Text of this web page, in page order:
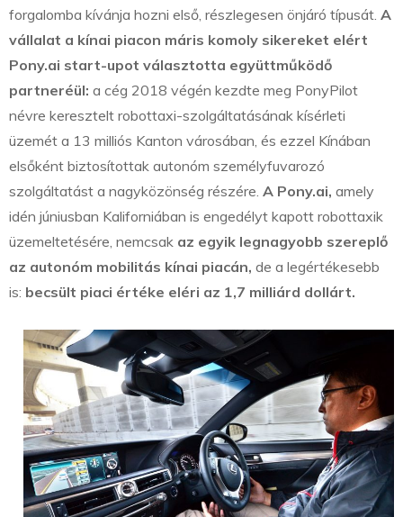
forgalomba kívánja hozni első, részlegesen önjáró típusát. A
vállalat a kínai piacon máris komoly sikereket elért
Pony.ai start-upot választotta együttműködő
partneréül: a cég 2018 végén kezdte meg PonyPilot
névre keresztelt robottaxi-szolgáltatásának kísérleti
üzemét a 13 milliós Kanton városában, és ezzel Kínában
elsőként biztosítottak autonóm személyfuvarozó
szolgáltatást a nagyközönség részére. A Pony.ai, amely
idén júniusban Kaliforniában is engedélyt kapott robottaxik
üzemeltetésére, nemcsak az egyik legnagyobb szereplő
az autonóm mobilitás kínai piacán, de a legértékesebb
is: becsült piaci értéke eléri az 1,7 milliárd dollárt.